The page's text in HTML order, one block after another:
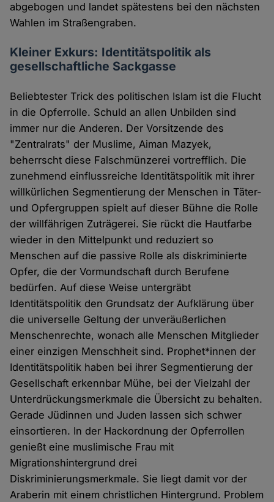
abgebogen und landet spätestens bei den nächsten
Wahlen im Straßengraben.
Kleiner Exkurs: Identitätspolitik als
gesellschaftliche Sackgasse
Beliebtester Trick des politischen Islam ist die Flucht
in die Opferrolle. Schuld an allen Unbilden sind
immer nur die Anderen. Der Vorsitzende des
"Zentralrats" der Muslime, Aiman Mazyek,
beherrscht diese Falschmünzerei vortrefflich. Die
zunehmend einflussreiche Identitätspolitik mit ihrer
willkürlichen Segmentierung der Menschen in Täter-
und Opfergruppen spielt auf dieser Bühne die Rolle
der willfährigen Zuträgerei. Sie rückt die Hautfarbe
wieder in den Mittelpunkt und reduziert so
Menschen auf die passive Rolle als diskriminierte
Opfer, die der Vormundschaft durch Berufene
bedürfen. Auf diese Weise untergräbt
Identitätspolitik den Grundsatz der Aufklärung über
die universelle Geltung der unveräußerlichen
Menschenrechte, wonach alle Menschen Mitglieder
einer einzigen Menschheit sind. Prophet*innen der
Identitätspolitik haben bei ihrer Segmentierung der
Gesellschaft erkennbar Mühe, bei der Vielzahl der
Unterdrückungsmerkmale die Übersicht zu behalten.
Gerade Jüdinnen und Juden lassen sich schwer
einsortieren. In der Hackordnung der Opferrollen
genießt eine muslimische Frau mit
Migrationshintergrund drei
Diskriminierungsmerkmale. Sie liegt damit vor der
Araberin mit einem christlichen Hintergrund. Problem